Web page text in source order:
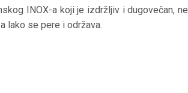
INOX-a koji je izdržljiv i dugovečan, ne
lako se pere i održava.